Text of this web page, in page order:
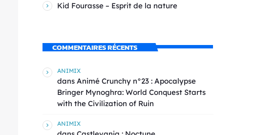
Kid Fourasse – Esprit de la nature
COMMENTAIRES RÉCENTS
ANIMIX
dans Animé Crunchy n°23 : Apocalypse
Bringer Mynoghra: World Conquest Starts
with the Civilization of Ruin
ANIMIX